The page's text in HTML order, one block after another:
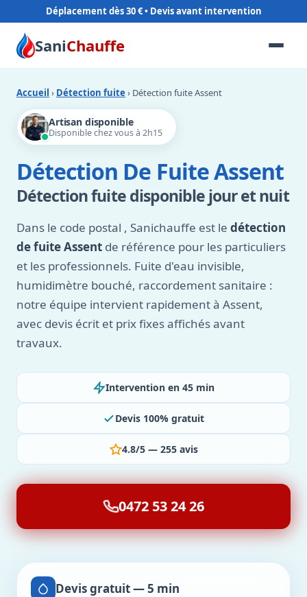
Déplacement dès 30 €
SaniChauffe
Accueil › Détection fuite › Détection fuite Assent
Artisan disponible
Disponible chez vous à 2h15
Détection De Fuite Assent
Détection fuite disponible jour et nuit
Dans le code postal , Sanichauffe est le détection
de fuite Assent de référence pour les particuliers
et les professionnels. Fuite d'eau invisible,
humidimètre bouché, raccordement sanitaire :
notre équipe intervient rapidement à Assent,
avec devis écrit et prix fixes affichés avant
travaux.
Intervention en 45 min
Devis 100% gratuit
4.8/5 — 255 avis
0472 53 24 26
Devis gratuit — 5 min